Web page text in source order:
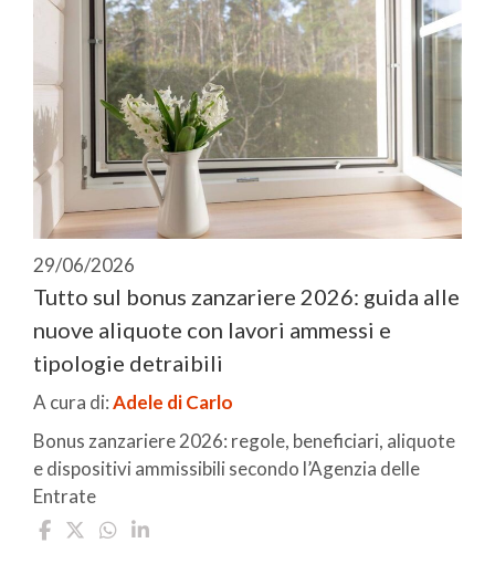
29/06/2026
Tutto sul bonus zanzariere 2026: guida alle
nuove aliquote con lavori ammessi e
tipologie detraibili
A cura di:Adele di Carlo
Bonus zanzariere 2026: regole, beneficiari, aliquote
e dispositivi ammissibili secondo l’Agenzia delle
Entrate